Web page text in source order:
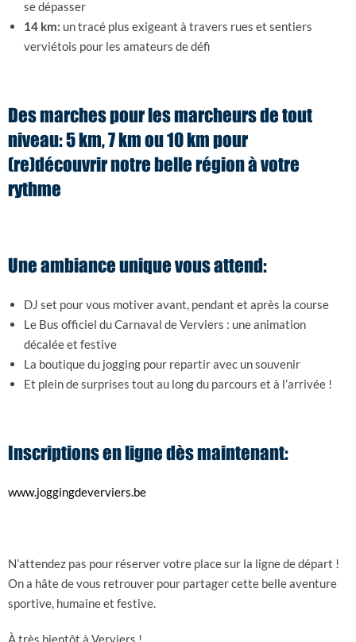
se dépasser
14 km: un tracé plus exigeant à travers rues et sentiers
verviétois pour les amateurs de défi
Des marches pour les marcheurs de tout
niveau: 5 km, 7 km ou 10 km pour
(re)découvrir notre belle région à votre
rythme
Une ambiance unique vous attend:
DJ set pour vous motiver avant, pendant et après la course
Le Bus officiel du Carnaval de Verviers : une animation
décalée et festive
La boutique du jogging pour repartir avec un souvenir
Et plein de surprises tout au long du parcours et à l’arrivée !
Inscriptions en ligne dès maintenant:
www.joggingdeverviers.be
N’attendez pas pour réserver votre place sur la ligne de départ !
On a hâte de vous retrouver pour partager cette belle aventure
sportive, humaine et festive.
À très bientôt à Verviers !